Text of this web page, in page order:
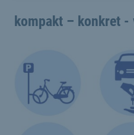
kompakt – konkret -